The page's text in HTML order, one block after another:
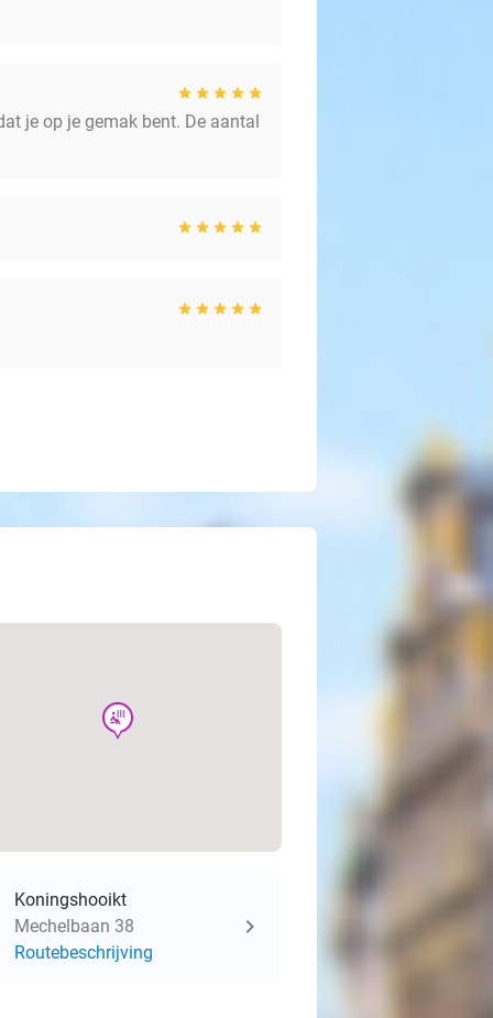
je op je gemak bent. De aantal
wellness
Koningshooikt
Mechelbaan 38
Routebeschrijving